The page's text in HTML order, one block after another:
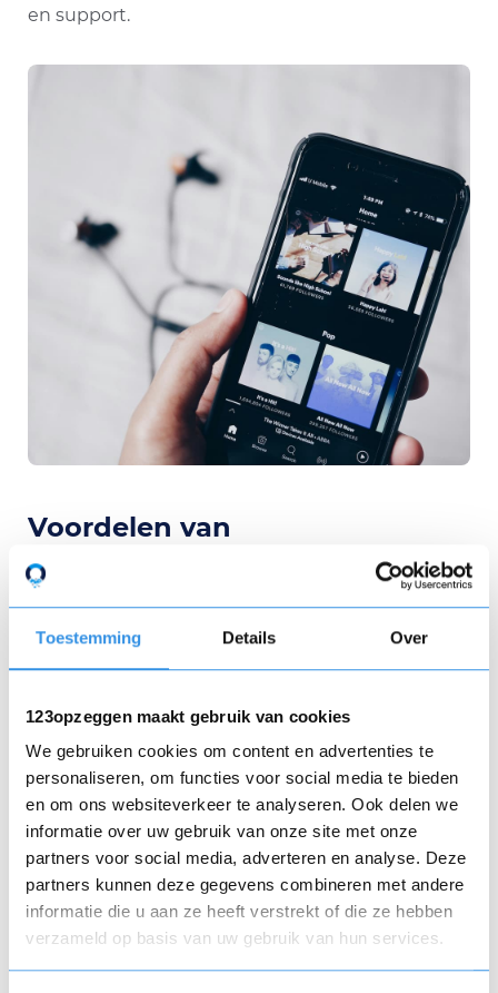
Toestemming Details Over
123opzeggen maakt gebruik van cookies
We gebruiken cookies om content en advertenties te
personaliseren, om functies voor social media te bieden
en om ons websiteverkeer te analyseren. Ook delen we
informatie over uw gebruik van onze site met onze
partners voor social media, adverteren en analyse. Deze
partners kunnen deze gegevens combineren met andere
informatie die u aan ze heeft verstrekt of die ze hebben
verzameld op basis van uw gebruik van hun services.
en support.
Voordelen van
abonnementsmodellen
Waarom kiezen bedrijven én consumenten
eigenlijk voor abonnementsmodellen?
Voordelen voor bedrijven
Voorspelbare inkomsten
: Abonnementen
leveren constante inkomstenstromen op,
wat het bedrijf financieel stabiel maakt.
Klantenbinding: Abonnementen versterken
de klantrelatie en verhogen de loyaliteit, wat
de kans op herhaalaankopen vergroot.
Klantdata en inzicht: Abonnementen